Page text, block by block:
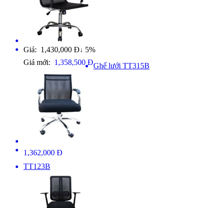
Giá: 1,430,000 Đ ↓ 5%
Giá mới: 1,358,500 ĐGhế lưới TT315B
1,362,000 Đ
TT123B